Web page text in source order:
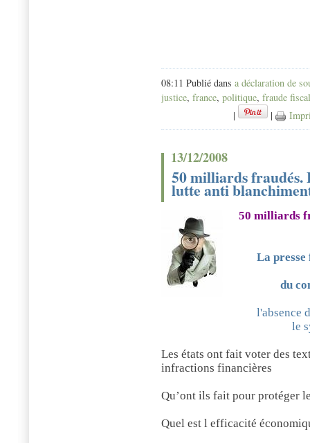
08:11 Publié dans a déclaration de
justice, france, politique, fraude fiscal
|
|
13/12/2008
50 milliards fraudés.
lutte anti
50 milliards
La presse
du
l'absence
le
Les états ont fait voter des
infractions financières
Qu’ont ils fait pour protéger
Quel est l efficacité